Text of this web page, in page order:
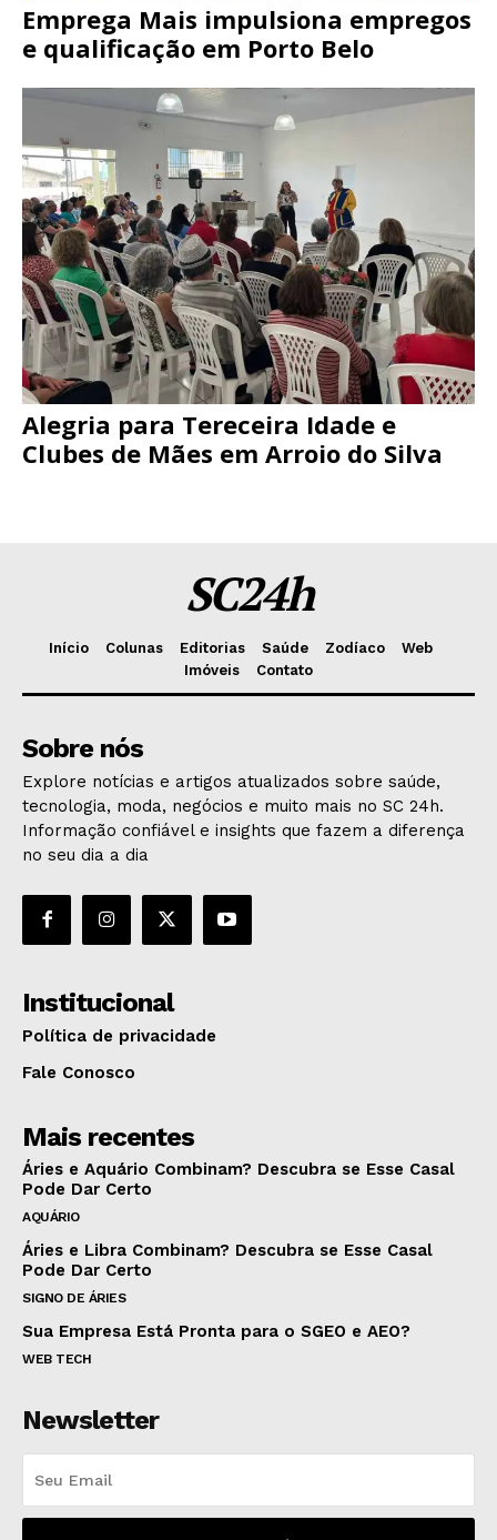
Emprega Mais impulsiona empregos
e qualificação em Porto Belo
Alegria para Tereceira Idade e
Clubes de Mães em Arroio do Silva
SC24h
Início Colunas Editorias Saúde Zodíaco
Web
Imóveis
Contato
Sobre nós
Explore notícias e artigos atualizados sobre saúde,
tecnologia, moda, negócios e muito mais no SC 24h.
Informação confiável e insights que fazem a diferença
no seu dia a dia
Institucional
Política de privacidade
Fale Conosco
Mais recentes
Áries e Aquário Combinam? Descubra se Esse Casal
Pode Dar Certo
AQUÁRIO
Áries e Libra Combinam? Descubra se Esse Casal
Pode Dar Certo
SIGNO DE ÁRIES
Sua Empresa Está Pronta para o SGEO e AEO?
WEB TECH
Newsletter